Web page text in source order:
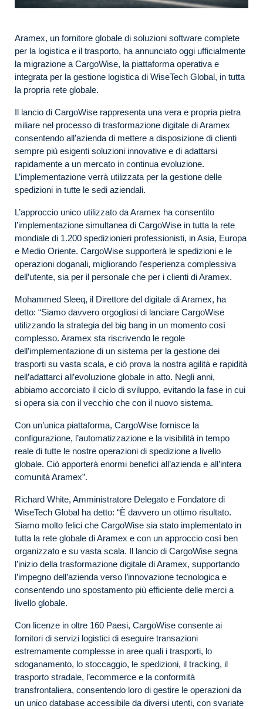
Aramex, un fornitore globale di soluzioni software complete
per la logistica e il trasporto, ha annunciato oggi ufficialmente
la migrazione a CargoWise, la piattaforma operativa e
integrata per la gestione logistica di WiseTech Global, in tutta
la propria rete globale.
Il lancio di CargoWise rappresenta una vera e propria pietra
miliare nel processo di trasformazione digitale di Aramex
consentendo all’azienda di mettere a disposizione di clienti
sempre più esigenti soluzioni innovative e di adattarsi
rapidamente a un mercato in continua evoluzione.
L’implementazione verrà utilizzata per la gestione delle
spedizioni in tutte le sedi aziendali.
L’approccio unico utilizzato da Aramex ha consentito
l’implementazione simultanea di CargoWise in tutta la rete
mondiale di 1.200 spedizionieri professionisti, in Asia, Europa
e Medio Oriente. CargoWise supporterà le spedizioni e le
operazioni doganali, migliorando l’esperienza complessiva
dell’utente, sia per il personale che per i clienti di Aramex.
Mohammed Sleeq, il Direttore del digitale di Aramex, ha
detto: “Siamo davvero orgogliosi di lanciare CargoWise
utilizzando la strategia del big bang in un momento così
complesso. Aramex sta riscrivendo le regole
dell’implementazione di un sistema per la gestione dei
trasporti su vasta scala, e ciò prova la nostra agilità e rapidità
nell’adattarci all’evoluzione globale in atto. Negli anni,
abbiamo accorciato il ciclo di sviluppo, evitando la fase in cui
si opera sia con il vecchio che con il nuovo sistema.
Con un’unica piattaforma, CargoWise fornisce la
configurazione, l’automatizzazione e la visibilità in tempo
reale di tutte le nostre operazioni di spedizione a livello
globale. Ciò apporterà enormi benefici all’azienda e all’intera
comunità Aramex”.
Richard White, Amministratore Delegato e Fondatore di
WiseTech Global ha detto: “È davvero un ottimo risultato.
Siamo molto felici che CargoWise sia stato implementato in
tutta la rete globale di Aramex e con un approccio così ben
organizzato e su vasta scala. Il lancio di CargoWise segna
l’inizio della trasformazione digitale di Aramex, supportando
l’impegno dell’azienda verso l’innovazione tecnologica e
consentendo uno spostamento più efficiente delle merci a
livello globale.
Con licenze in oltre 160 Paesi, CargoWise consente ai
fornitori di servizi logistici di eseguire transazioni
estremamente complesse in aree quali i trasporti, lo
sdoganamento, lo stoccaggio, le spedizioni, il tracking, il
trasporto stradale, l’ecommerce e la conformità
transfrontaliera, consentendo loro di gestire le operazioni da
un unico database accessibile da diversi utenti, con svariate